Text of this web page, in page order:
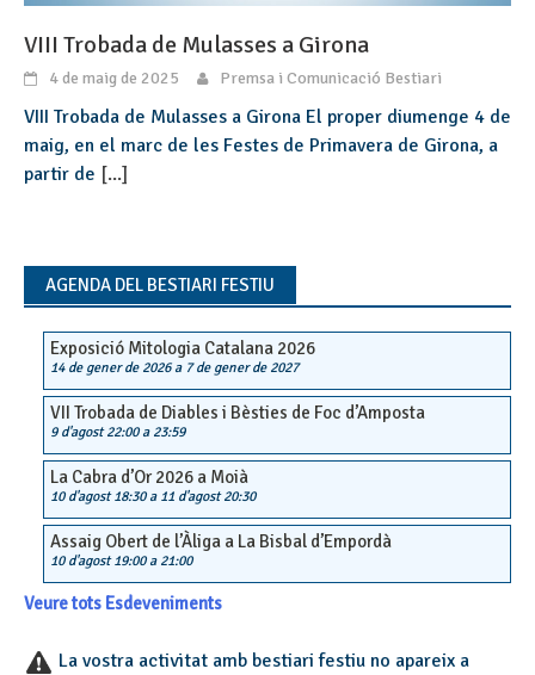
VIII Trobada de Mulasses a Girona
4 de maig de 2025 Premsa i Comunicació Bestiari
VIII Trobada de Mulasses a Girona El proper diumenge 4 de
maig, en el marc de les Festes de Primavera de Girona, a
partir de [...]
AGENDA DEL BESTIARI FESTIU
Exposició Mitologia Catalana 2026
14 de gener de 2026a 7 de gener de 2027
VII Trobada de Diables i Bèsties de Foc d’Amposta
9 d'agost 22:00a 23:59
La Cabra d’Or 2026 a Moià
10 d'agost 18:30a 11 d'agost 20:30
Assaig Obert de l’Àliga a La Bisbal d’Empordà
10 d'agost 19:00a 21:00
Veure tots Esdeveniments
La vostra activitat amb bestiari festiu no apareix a